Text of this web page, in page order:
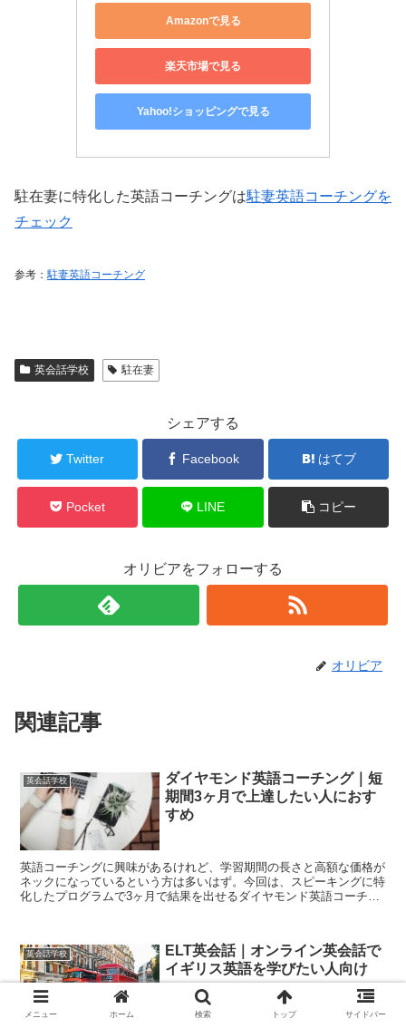
Amazonで見る
楽天市場で見る
Yahoo!ショッピングで見る
駐在妻に特化した英語コーチングは駐妻英語コーチングを
チェック
参考： 駐妻英語コーチング
英会話学校 駐在妻
シェアする
Twitter Facebook はてブ
Pocket LINE コピー
オリビアをフォローする
オリビア
関連記事
英会話学校
ダイヤモンド英語コーチング｜短
期間3ヶ月で上達したい人におす
すめ
英語コーチングに興味があるけれど、学習期間の長さと高額な価格が
ネックになっているという方は多いはず。今回は、スピーキングに特
化したプログラムで3ヶ月で結果を出せるダイヤモンド英語コーチン
英会話学校
ELT英会話｜オンライン英会話で
イギリス英語を学びたい人向け
メニュー ホーム 検索 トップ サイドバー